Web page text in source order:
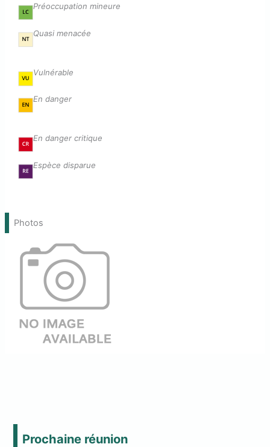
Préoccupation mineure
Quasi menacée
Vulnérable
En danger
En danger critique
Espèce disparue
Photos
Prochaine réunion